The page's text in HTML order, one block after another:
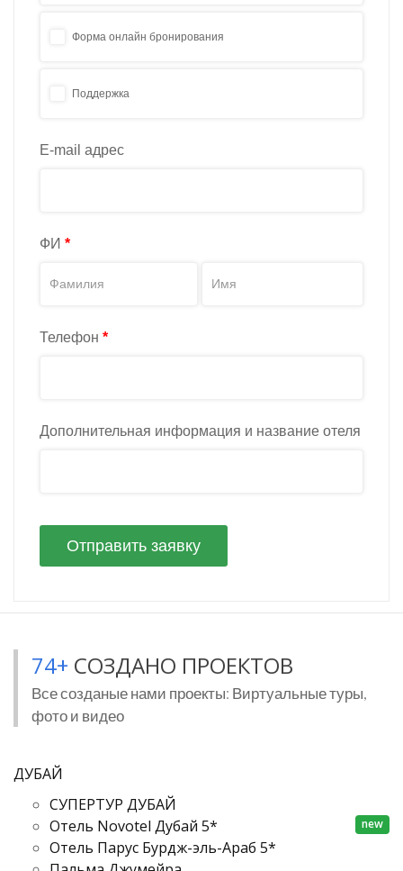
74+ СОЗДАНО ПРОЕКТОВ
Все созданые нами проекты: Виртуальные туры,
фото и видео
ДУБАЙ
СУПЕРТУР ДУБАЙ
new
Отель Novotel Дубай 5*
Отель Парус Бурдж-эль-Араб 5*